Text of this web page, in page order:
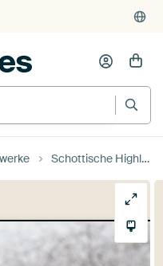
Schottische Highlander